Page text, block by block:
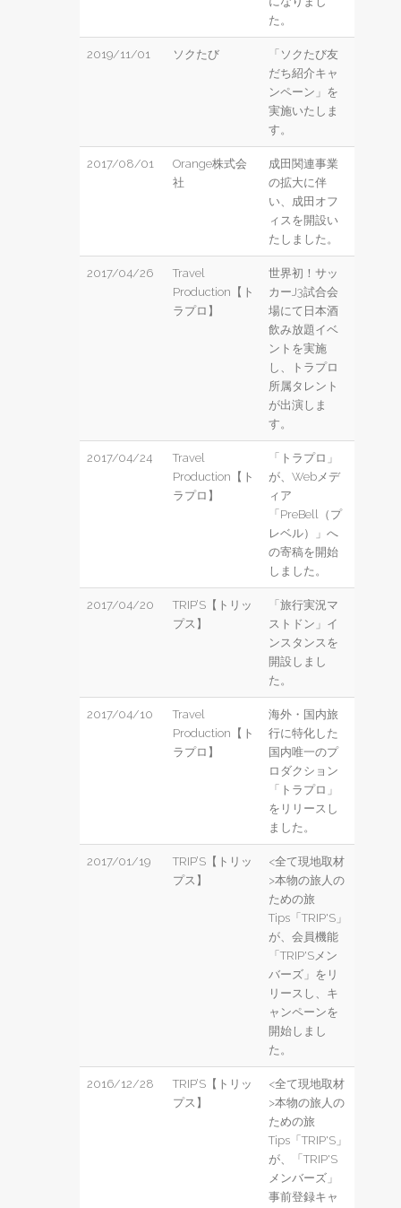
た。
2019/11/01 ソクたび
「ソクたび友
だち紹介キャ
ンペーン」を
実施いたしま
す。
2017/08/01
Orange株式会
社
成田関連事業
の拡大に伴
い、成田オフ
ィスを開設い
たしました。
2017/04/26
Travel
Production【ト
ラプロ】
世界初！サッ
カーJ3試合会
場にて日本酒
飲み放題イベ
ントを実施
し、トラプロ
所属タレント
が出演しま
す。
2017/04/24
Travel
Production【ト
ラプロ】
「トラプロ」
が、Webメデ
ィア
「PreBell（プ
レベル）」へ
の寄稿を開始
しました。
2017/04/20
TRIP’S【トリッ
プス】
「旅行実況マ
ストドン」イ
ンスタンスを
開設しまし
た。
2017/04/10
Travel
Production【ト
ラプロ】
海外・国内旅
行に特化した
国内唯一のプ
ロダクション
「トラプロ」
をリリースし
ました。
2017/01/19
TRIP’S【トリッ
プス】
<全て現地取材
>本物の旅人の
ための旅
Tips「TRIP'S」
が、会員機能
「TRIP'Sメン
バーズ」をリ
リースし、キ
ャンペーンを
開始しまし
た。
2016/12/28
TRIP’S【トリッ
プス】
<全て現地取材
>本物の旅人の
ための旅
Tips「TRIP'S」
が、「TRIP'S
メンバーズ」
事前登録キャ